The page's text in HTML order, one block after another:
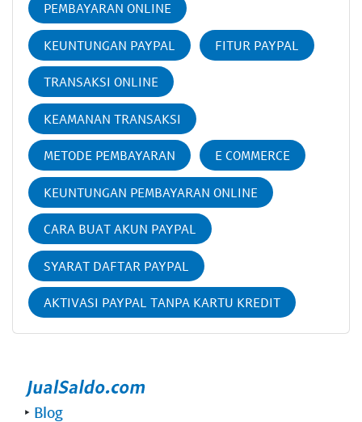
PEMBAYARAN ONLINE
KEUNTUNGAN PAYPAL FITUR PAYPAL
TRANSAKSI ONLINE
KEAMANAN TRANSAKSI
METODE PEMBAYARAN E COMMERCE
KEUNTUNGAN PEMBAYARAN ONLINE
CARA BUAT AKUN PAYPAL
SYARAT DAFTAR PAYPAL
AKTIVASI PAYPAL TANPA KARTU KREDIT
‣ Blog